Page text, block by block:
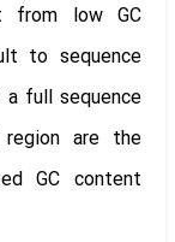
from low GC
to sequence
full sequence
are the
GC content